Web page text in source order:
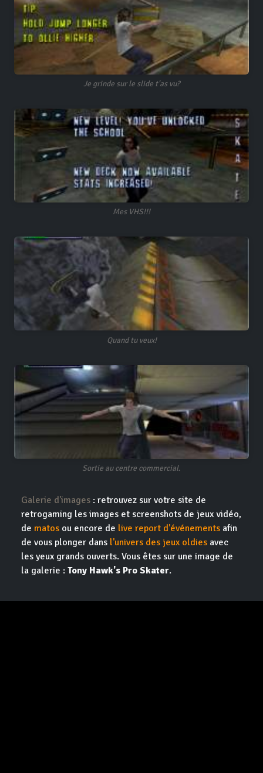
Je grinde sur le slide t'as vu?
Mes VHS!!!
Quand tu veux!
Sortie au centre commercial.
Galerie d'images : retrouvez sur votre site de
retrogaming les images et screenshots de jeux vidéo,
de matos ou encore de live report d'événements afin
de vous plonger dans l'univers des jeux oldies avec
les yeux grands ouverts. Vous êtes sur une image de
la galerie : Tony Hawk's Pro Skater.